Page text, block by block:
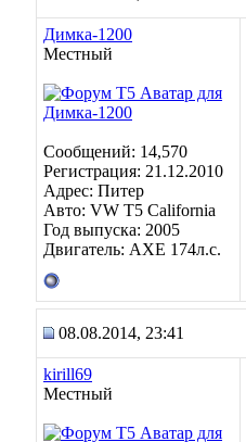
Димка-1200
Местный
Сообщений: 14,570
Регистрация: 21.12.2010
Адрес: Питер
Авто: VW T5 California
Год выпуска: 2005
Двигатель: AXE 174л.с.
08.08.2014, 23:41
kirill69
Местный